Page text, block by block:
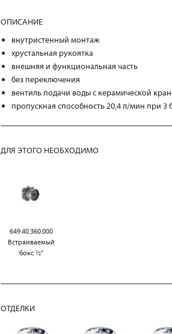
ОПИСАНИЕ
внутристенный монтаж
хрустальная рукоятка
внешняя и функциональная часть
без переключения
вентиль подачи воды с керамической
пропускная способность 20,4 л/мин при 3
ДЛЯ ЭТОГО НЕОБХОДИМО
649.40.360.000
Встраиваемый
бокс ½"
ОТДЕЛКИ